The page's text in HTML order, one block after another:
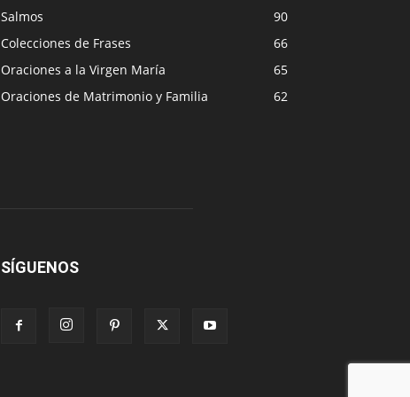
Salmos
90
Colecciones de Frases
66
Oraciones a la Virgen María
65
Oraciones de Matrimonio y Familia
62
SÍGUENOS